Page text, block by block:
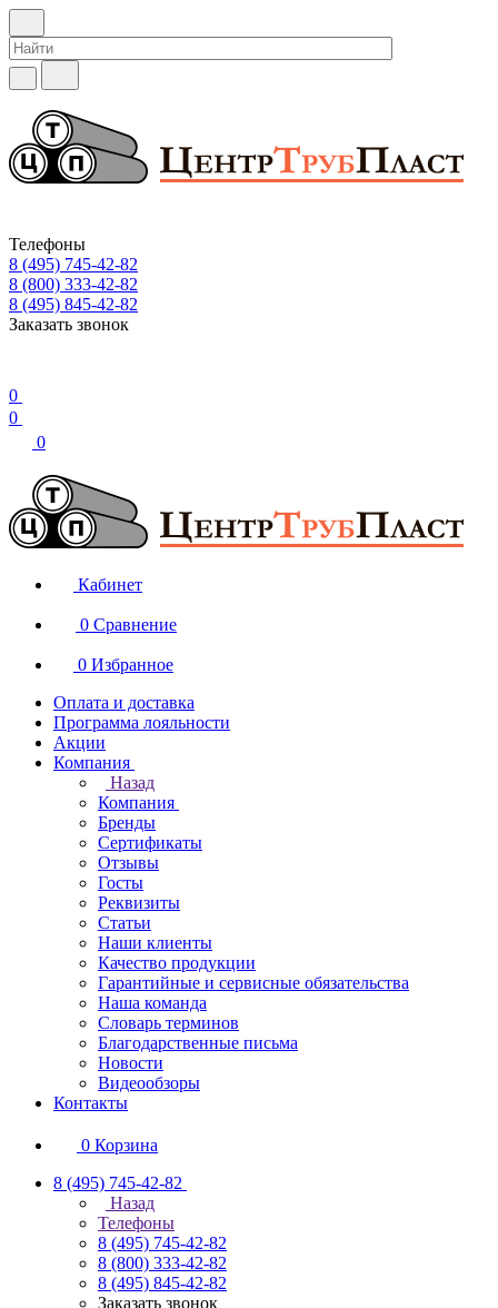
Телефоны
8 (495) 745-42-82
8 (800) 333-42-82
8 (495) 845-42-82
Заказать звонок
0
0
0
Кабинет
0 Сравнение
0 Избранное
Оплата и доставка
Программа лояльности
Акции
Компания
Назад
Компания
Бренды
Сертификаты
Отзывы
Госты
Реквизиты
Статьи
Наши клиенты
Качество продукции
Гарантийные и сервисные обязательства
Наша команда
Словарь терминов
Благодарственные письма
Новости
Видеообзоры
Контакты
0 Корзина
8 (495) 745-42-82
Назад
Телефоны
8 (495) 745-42-82
8 (800) 333-42-82
8 (495) 845-42-82
Заказать звонок